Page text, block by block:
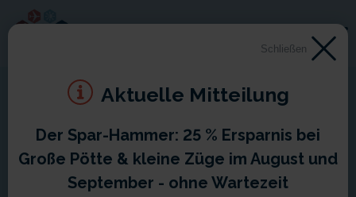
Schließen
Aktuelle Mitteilung
Der Spar-Hammer: 25 % Ersparnis bei
Große Pötte & kleine Züge im August und
September - ohne Wartezeit